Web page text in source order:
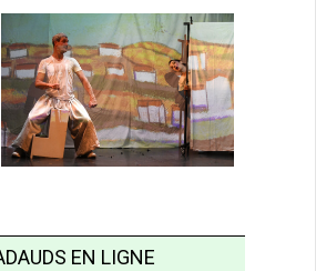
EN LIGNE